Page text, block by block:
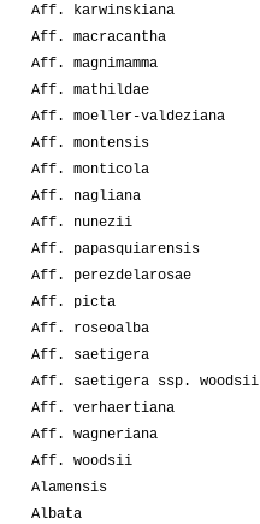
Aff. karwinskiana
Aff. macracantha
Aff. magnimamma
Aff. mathildae
Aff. moeller-valdeziana
Aff. montensis
Aff. monticola
Aff. nagliana
Aff. nunezii
Aff. papasquiarensis
Aff. perezdelarosae
Aff. picta
Aff. roseoalba
Aff. saetigera
Aff. saetigera ssp. woodsii
Aff. verhaertiana
Aff. wagneriana
Aff. woodsii
Alamensis
Albata